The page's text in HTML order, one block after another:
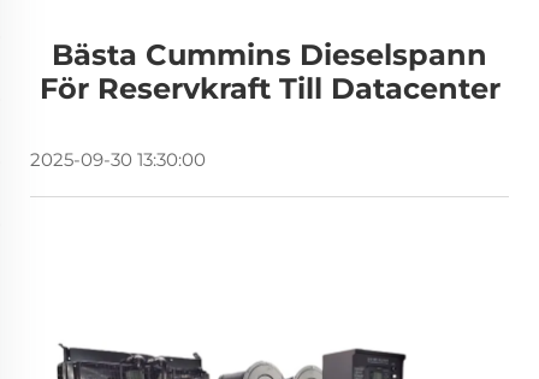
Bästa Cummins Dieselspann
För Reservkraft Till Datacenter
2025-09-30 13:30:00